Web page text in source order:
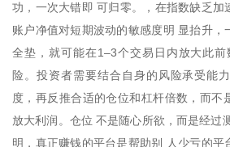
功，一次大错即 可归零。，在指数缺乏加
账户净值对短期波动的敏感度明 显抬升，
全垫，就可能在1–3个交易日内放大此
险。投资者需要结合自身的风险承受能
度，再反推合适的仓位和杠杆倍数，而不
放大利润。仓位 不是随心所欲，而是经过
明，真正赚钱的平台是帮助别 人少亏的平